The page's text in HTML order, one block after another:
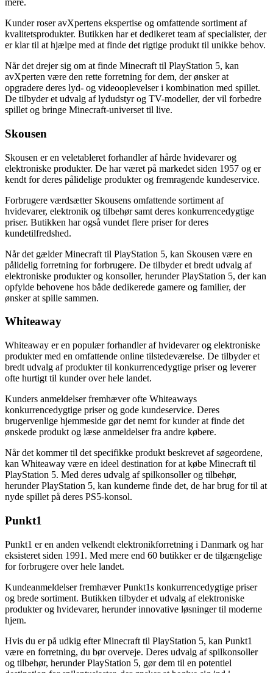
mere.
Kunder roser avXpertens ekspertise og omfattende sortiment af
kvalitetsprodukter. Butikken har et dedikeret team af specialister, der
er klar til at hjælpe med at finde det rigtige produkt til unikke behov.
Når det drejer sig om at finde Minecraft til PlayStation 5, kan
avXperten være den rette forretning for dem, der ønsker at
opgradere deres lyd- og videooplevelser i kombination med spillet.
De tilbyder et udvalg af lydudstyr og TV-modeller, der vil forbedre
spillet og bringe Minecraft-universet til live.
Skousen
Skousen er en veletableret forhandler af hårde hvidevarer og
elektroniske produkter. De har været på markedet siden 1957 og er
kendt for deres pålidelige produkter og fremragende kundeservice.
Forbrugere værdsætter Skousens omfattende sortiment af
hvidevarer, elektronik og tilbehør samt deres konkurrencedygtige
priser. Butikken har også vundet flere priser for deres
kundetilfredshed.
Når det gælder Minecraft til PlayStation 5, kan Skousen være en
pålidelig forretning for forbrugere. De tilbyder et bredt udvalg af
elektroniske produkter og konsoller, herunder PlayStation 5, der kan
opfylde behovene hos både dedikerede gamere og familier, der
ønsker at spille sammen.
Whiteaway
Whiteaway er en populær forhandler af hvidevarer og elektroniske
produkter med en omfattende online tilstedeværelse. De tilbyder et
bredt udvalg af produkter til konkurrencedygtige priser og leverer
ofte hurtigt til kunder over hele landet.
Kunders anmeldelser fremhæver ofte Whiteaways
konkurrencedygtige priser og gode kundeservice. Deres
brugervenlige hjemmeside gør det nemt for kunder at finde det
ønskede produkt og læse anmeldelser fra andre købere.
Når det kommer til det specifikke produkt beskrevet af søgeordene,
kan Whiteaway være en ideel destination for at købe Minecraft til
PlayStation 5. Med deres udvalg af spilkonsoller og tilbehør,
herunder PlayStation 5, kan kunderne finde det, de har brug for til at
nyde spillet på deres PS5-konsol.
Punkt1
Punkt1 er en anden velkendt elektronikforretning i Danmark og har
eksisteret siden 1991. Med mere end 60 butikker er de tilgængelige
for forbrugere over hele landet.
Kundeanmeldelser fremhæver Punkt1s konkurrencedygtige priser
og brede sortiment. Butikken tilbyder et udvalg af elektroniske
produkter og hvidevarer, herunder innovative løsninger til moderne
hjem.
Hvis du er på udkig efter Minecraft til PlayStation 5, kan Punkt1
være en forretning, du bør overveje. Deres udvalg af spilkonsoller
og tilbehør, herunder PlayStation 5, gør dem til en potentiel